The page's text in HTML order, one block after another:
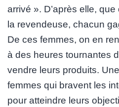
arrivé ». D’après elle,
la revendeuse, chacun
De ces femmes, on en
à des heures tournantes
vendre leurs produits.
femmes qui bravent les
pour atteindre leurs